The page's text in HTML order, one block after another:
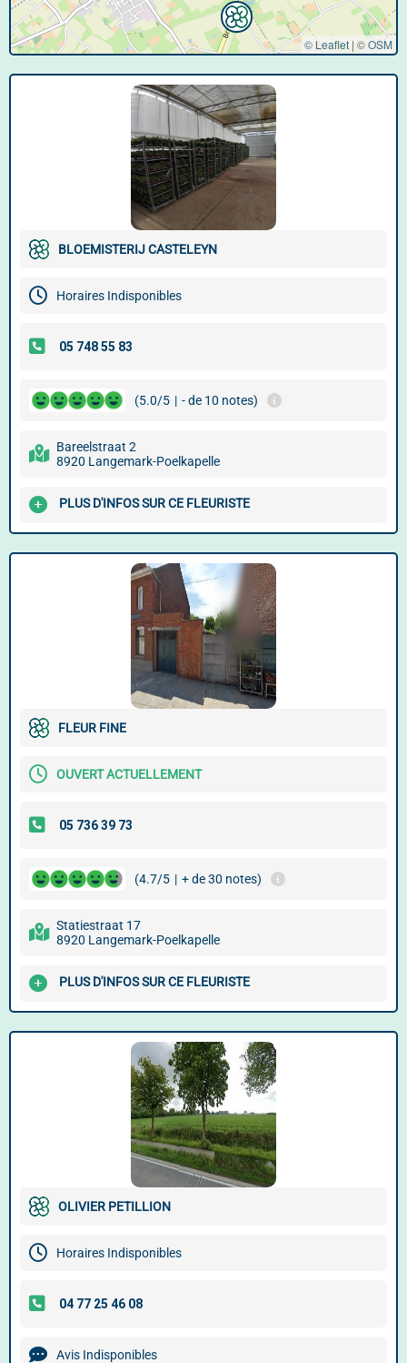
© Leaflet | ©OSM
BLOEMISTERIJ CASTELEYN
Horaires Indisponibles
(5.0/5 | - de 10 notes)
Bareelstraat 2
8920 Langemark-Poelkapelle
PLUS D'INFOS SUR CE FLEURISTE
FLEUR FINE
OUVERT ACTUELLEMENT
(4.7/5 | + de 30 notes)
Statiestraat 17
8920 Langemark-Poelkapelle
PLUS D'INFOS SUR CE FLEURISTE
OLIVIER PETILLION
Horaires Indisponibles
Avis Indisponibles